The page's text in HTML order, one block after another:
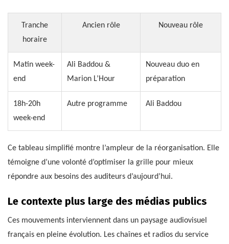
Tranche
horaire
Ancien rôle Nouveau rôle
Matin week-
end
Ali Baddou &
Marion L’Hour
Nouveau duo en
préparation
18h-20h
week-end
Autre programme Ali Baddou
Ce tableau simplifié montre l’ampleur de la réorganisation. Elle
témoigne d’une volonté d’optimiser la grille pour mieux
répondre aux besoins des auditeurs d’aujourd’hui.
Le contexte plus large des médias publics
Ces mouvements interviennent dans un paysage audiovisuel
français en pleine évolution. Les chaînes et radios du service